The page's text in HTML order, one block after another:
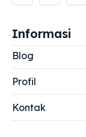
Informasi
Blog
Profil
Kontak